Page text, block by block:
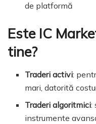
de platformă
Este IC
tine?
Traderi activi:
mari, datorită
Traderi algoritmici:
instrumente